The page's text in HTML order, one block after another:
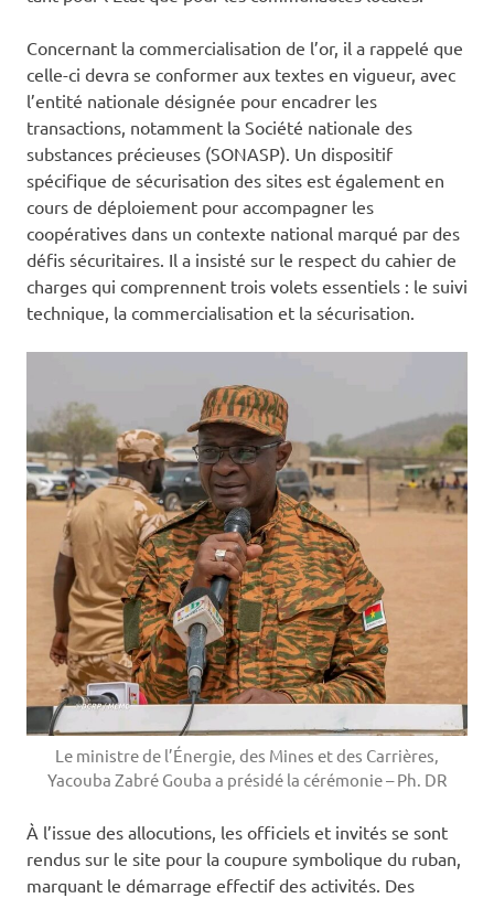
Concernant la commercialisation de l’or, il a rappelé que
celle-ci devra se conformer aux textes en vigueur, avec
l’entité nationale désignée pour encadrer les
transactions, notamment la Société nationale des
substances précieuses (SONASP). Un dispositif
spécifique de sécurisation des sites est également en
cours de déploiement pour accompagner les
coopératives dans un contexte national marqué par des
défis sécuritaires. Il a insisté sur le respect du cahier de
charges qui comprennent trois volets essentiels : le suivi
technique, la commercialisation et la sécurisation.
Le ministre de l’Énergie, des Mines et des Carrières,
Yacouba Zabré Gouba a présidé la cérémonie – Ph. DR
À l’issue des allocutions, les officiels et invités se sont
rendus sur le site pour la coupure symbolique du ruban,
marquant le démarrage effectif des activités. Des